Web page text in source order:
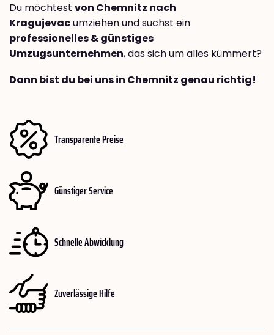
Du möchtest von Chemnitz nach
Kragujevacumziehen und suchst ein
professionelles & günstiges
Umzugsunternehmen, das sich um alles kümmert?
Dann bist du bei uns in Chemnitz genau richtig!
Transparente Preise
Günstiger Service
Schnelle Abwicklung
Zuverlässige Hilfe